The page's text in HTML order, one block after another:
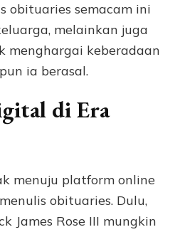
obituaries semacam ini
melainkan juga
menghargai keberadaan
ia berasal.
di Era
menuju platform online
obituaries. Dulu,
James Rose III mungkin